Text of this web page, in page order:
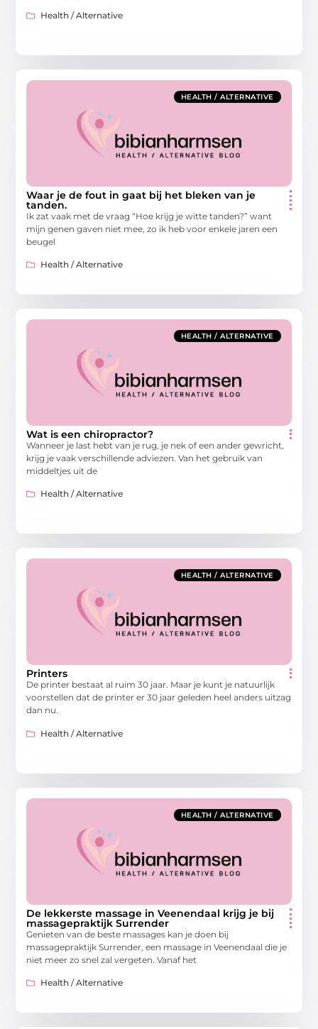
Health / Alternative
HEALTH / ALTERNATIVE
Waar je de fout in gaat bij het bleken van je
tanden.
Ik zat vaak met de vraag “Hoe krijg je witte tanden?” want
mijn genen gaven niet mee, zo ik heb voor enkele jaren een
beugel
Health / Alternative
HEALTH / ALTERNATIVE
Wat is een chiropractor?
Wanneer je last hebt van je rug, je nek of een ander gewricht,
krijg je vaak verschillende adviezen. Van het gebruik van
middeltjes uit de
Health / Alternative
HEALTH / ALTERNATIVE
Printers
De printer bestaat al ruim 30 jaar. Maar je kunt je natuurlijk
voorstellen dat de printer er 30 jaar geleden heel anders uitzag
dan nu.
Health / Alternative
HEALTH / ALTERNATIVE
De lekkerste massage in Veenendaal krijg je bij
massagepraktijk Surrender
Genieten van de beste massages kan je doen bij
massagepraktijk Surrender, een massage in Veenendaal die je
niet meer zo snel zal vergeten. Vanaf het
Health / Alternative